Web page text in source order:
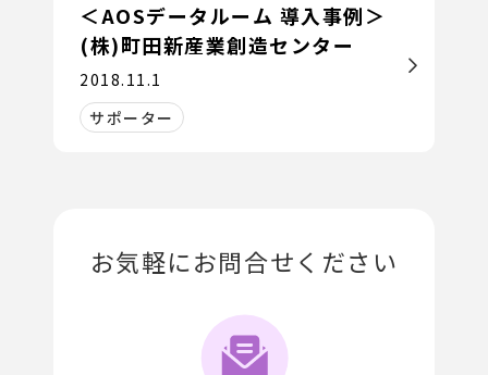
＜AOSデータルーム 導入事例＞
(株)町田新産業創造センター
2018.11.1
サポーター
お気軽にお問合せください